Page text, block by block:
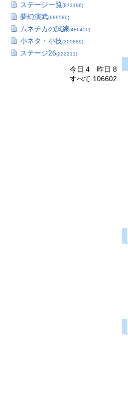
ステージ一覧(873196)
夢幻演武(689580)
ムネチカの試練(486450)
小ネタ・小技(305889)
ステージ26(222211)
今日 4 昨日 8
すべて 106602